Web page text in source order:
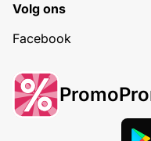
Volg ons
Facebook